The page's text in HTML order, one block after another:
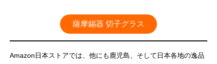
薩摩錫器 切子グラス
Amazon日本ストアでは、他にも鹿児島、そして日本各地の逸品